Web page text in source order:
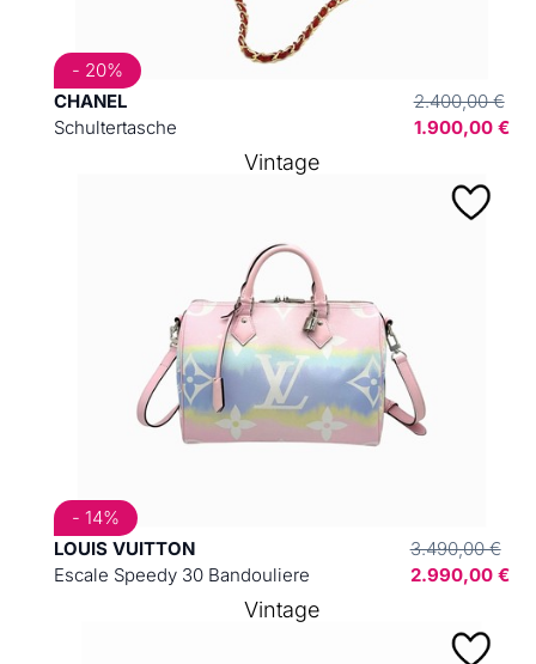
CHANEL
Schultertasche
2.400,00 €
1.900,00 €
- 20%
LOUIS VUITTON
Escale Speedy 30 Bandouliere
3.490,00 €
2.990,00 €
- 14%
Vintage
Vintage